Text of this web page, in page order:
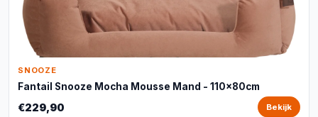
SNOOZE
Fantail Snooze Mocha Mousse Mand - 110x80cm
€229,90 Bekijk